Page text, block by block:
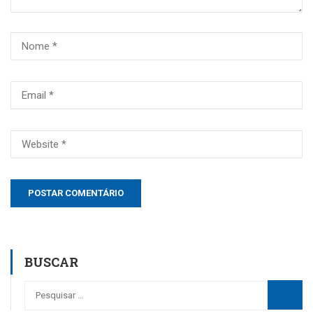
BUSCAR